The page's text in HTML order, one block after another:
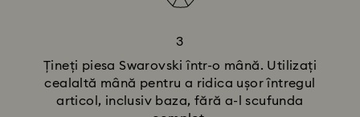
3
Țineți piesa Swarovski într-o mână. Utilizați
cealaltă mână pentru a ridica ușor întregul
articol, inclusiv baza, fără a-l scufunda